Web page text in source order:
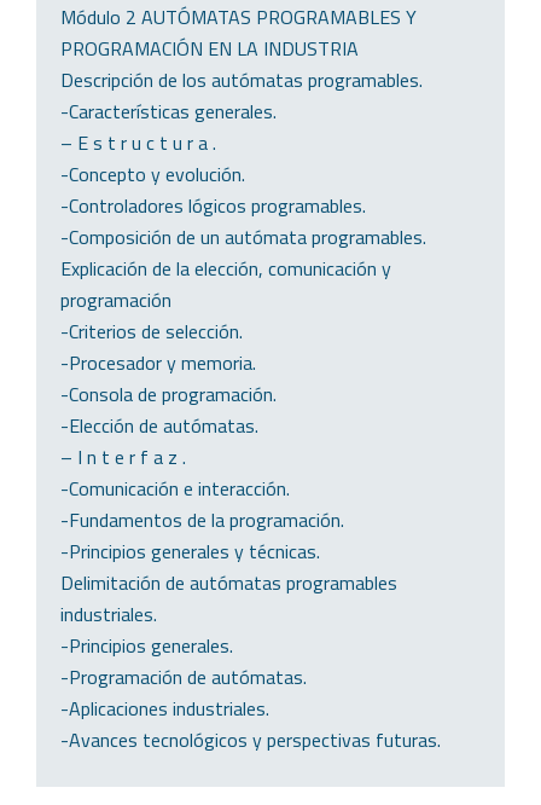
Módulo 2 AUTÓMATAS PROGRAMABLES Y
PROGRAMACIÓN EN LA INDUSTRIA
Descripción de los autómatas programables.
-Características generales.
– E s t r u c t u r a .
-Concepto y evolución.
-Controladores lógicos programables.
-Composición de un autómata programables.
Explicación de la elección, comunicación y
programación
-Criterios de selección.
-Procesador y memoria.
-Consola de programación.
-Elección de autómatas.
– I n t e r f a z .
-Comunicación e interacción.
-Fundamentos de la programación.
-Principios generales y técnicas.
Delimitación de autómatas programables
industriales.
-Principios generales.
-Programación de autómatas.
-Aplicaciones industriales.
-Avances tecnológicos y perspectivas futuras.